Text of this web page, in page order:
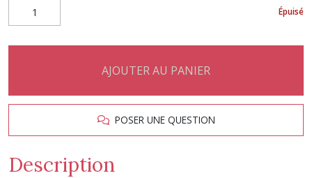
Épuisé
AJOUTER AU PANIER
POSER UNE QUESTION
Description